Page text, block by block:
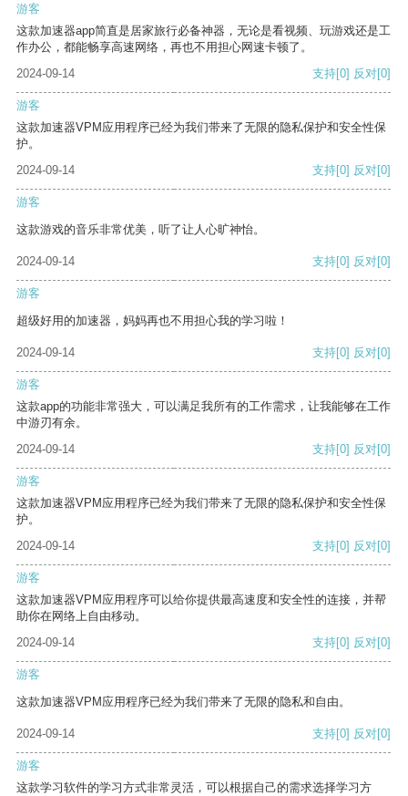
游客
这款加速器app简直是居家旅行必备神器，无论是看视频、玩游戏还是工
作办公，都能畅享高速网络，再也不用担心网速卡顿了。
2024-09-14
支持[0] 反对[0]
游客
这款加速器VPM应用程序已经为我们带来了无限的隐私保护和安全性保
护。
2024-09-14
支持[0] 反对[0]
游客
这款游戏的音乐非常优美，听了让人心旷神怡。
2024-09-14 支持[0] 反对[0]
游客
超级好用的加速器，妈妈再也不用担心我的学习啦！
2024-09-14 支持[0] 反对[0]
游客
这款app的功能非常强大，可以满足我所有的工作需求，让我能够在工作
中游刃有余。
2024-09-14
支持[0] 反对[0]
游客
这款加速器VPM应用程序已经为我们带来了无限的隐私保护和安全性保
护。
2024-09-14
支持[0] 反对[0]
游客
这款加速器VPM应用程序可以给你提供最高速度和安全性的连接，并帮
助你在网络上自由移动。
2024-09-14
支持[0] 反对[0]
游客
这款加速器VPM应用程序已经为我们带来了无限的隐私和自由。
2024-09-14 支持[0] 反对[0]
游客
这款学习软件的学习方式非常灵活，可以根据自己的需求选择学习方